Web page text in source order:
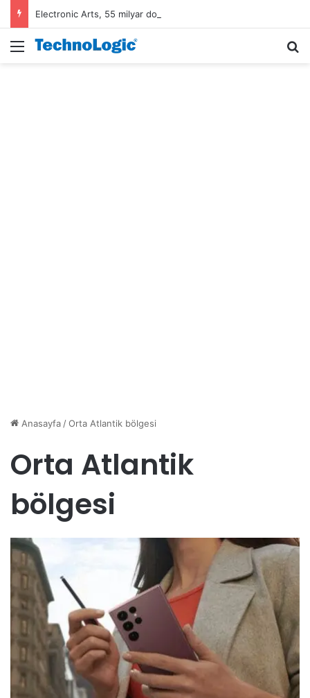
Menü
Anasayfa/Orta Atlantik bölgesi
Orta Atlantik
bölgesi